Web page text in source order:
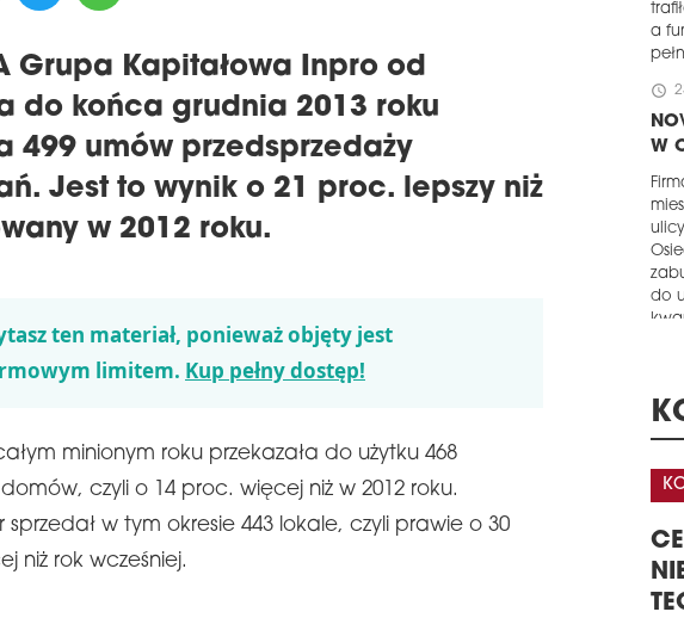
Grupa Kapitałowa Inpro od
do końca grudnia 2013 roku
499 umów przedsprzedaży
Jest to wynik o 21 proc. lepszy niż
w 2012 roku.
ten materiał, ponieważ objęty jest
limitem. Kup pełny dostęp!
minionym roku przekazała do użytku 468
czyli o 14 proc. więcej niż w 2012 roku.
sprzedał w tym okresie 443 lokale, czyli prawie o 30
niż rok wcześniej.
a
schedule
W
do
I LOGISTYKI W
KONFERENCJA
CENTRA DANYCH –